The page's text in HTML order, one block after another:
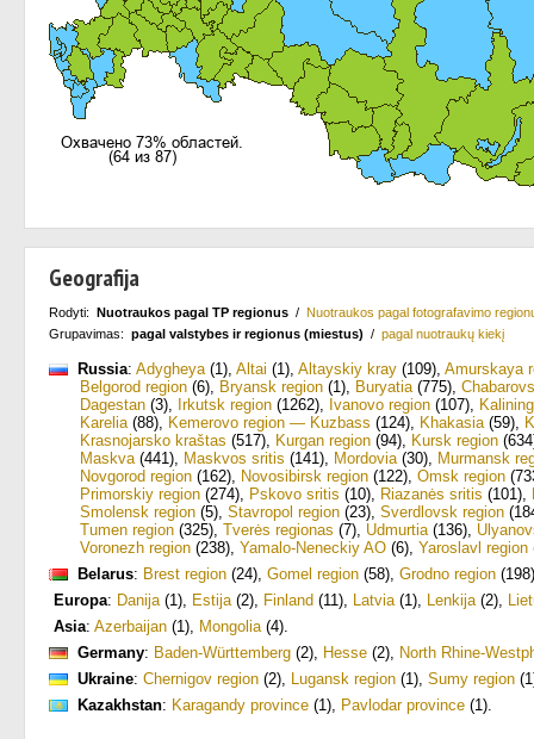
Geografija
Rodyti: Nuotraukos pagal TP regionus / Nuotraukos pagal fotografavimo
Grupavimas: pagal valstybes ir regionus (miestus) / pagal nuotraukų kiekį
Russia: Adygheya(1), Altai (1), Altayskiy kray (109), Amurskaya
Belgorod region (6), Bryansk region (1), Buryatia(775),
Dagestan (3), Irkutsk region (1262), Ivanovo region (107),
Karelia(88), Kemerovo region — Kuzbass (124), Khakasia(59),
Krasnojarsko kraštas (517), Kurgan region (94), Kursk region
Maskva(441), Maskvos sritis (141), Mordovia(30), Murmansk
Novgorod region (162), Novosibirsk region (122), Omsk region
Primorskiy region (274), Pskovo sritis (10), Riazanės sritis (101),
Smolensk region (5), Stavropol region (23), Sverdlovsk region
Tumen region (325), Tverės regionas (7), Udmurtia(136),
Voronezh region (238), Yamalo-Neneckiy AO (6), Yaroslavl region
Belarus: Brest region (24), Gomel region (58), Grodno region (198)
Europa: Danija(1), Estija(2), Finland (11), Latvia(1), Lenkija(2),
Asia: Azerbaijan (1), Mongolia(4).
Germany: Baden-Württemberg (2), Hesse (2), North Rhine-
Ukraine: Chernigov region (2), Lugansk region (1), Sumy region
Kazakhstan: Karagandy province (1), Pavlodar province (1).